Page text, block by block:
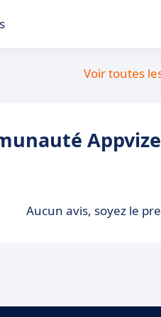
Voir toutes
Aucun avis, soyez le